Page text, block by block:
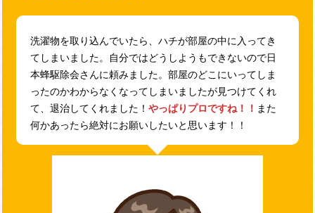
洗濯物を取り込んでいたら、ハチが部屋の中に入ってき
てしまいました。自分ではどうしようもできないので日
本蜂駆除会さんに頼みました。部屋のどこにいってしま
ったのかわからなくなってしまいましたが見つけてくれ
て、退治してくれました！ やっぱりプロですね！！ また
何かあったら絶対にお願いしたいと思います！！